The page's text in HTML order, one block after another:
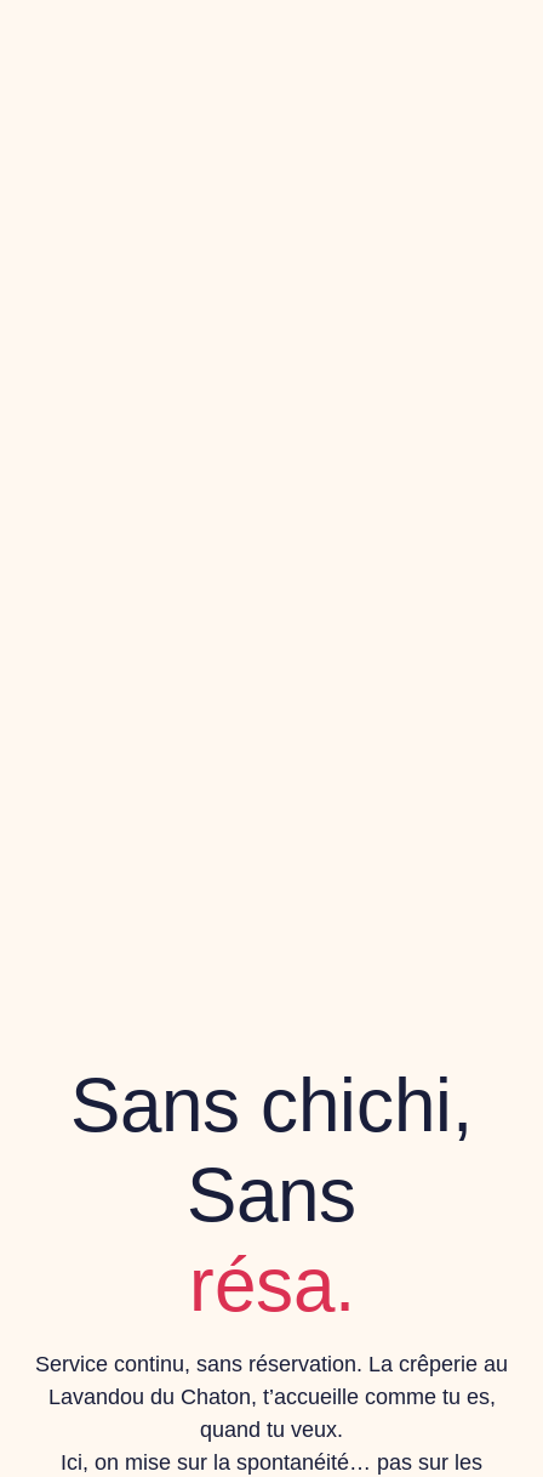
Sans chichi,
Sans
résa.
Service continu, sans réservation. La crêperie au
Lavandou du Chaton, t’accueille comme tu es,
quand tu veux.
Ici, on mise sur la spontanéité… pas sur les